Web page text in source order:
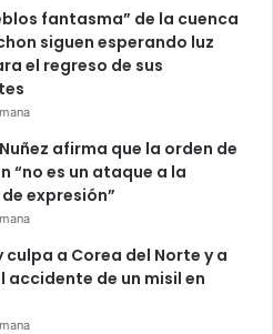
fantasma” de la cuenca
siguen esperando luz
el regreso de sus
afirma que la orden de
“no es un ataque a la
expresión”
culpa a Corea del Norte y a
accidente de un misil en